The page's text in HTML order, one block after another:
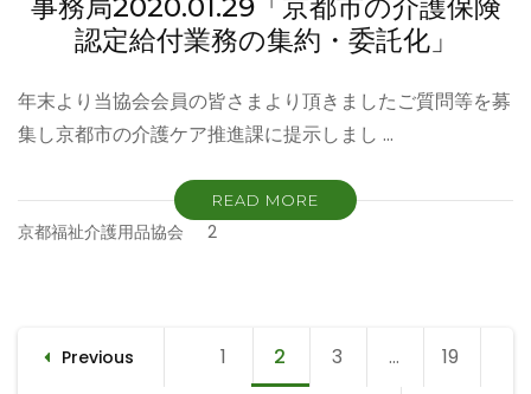
認定給付業務の集約・委託化」
年末より当協会会員の皆さまより頂きましたご質問等を募
集し京都市の介護ケア推進課に提示しまし …
READ MORE
京都福祉介護用品協会 2
投
稿 Previous 1 Page
2 Page
3 … Page
19